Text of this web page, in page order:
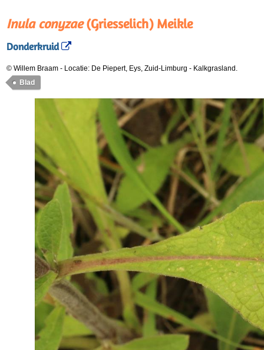
Inula conyzae(Griesselich) Meikle
Donderkruid
© Willem Braam - Locatie: De Piepert, Eys, Zuid-Limburg - Kalkgrasland.
Blad